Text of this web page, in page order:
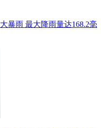
暴雨 最大降雨量达168.2毫